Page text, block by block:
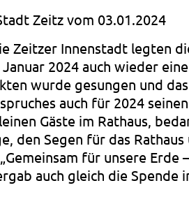
Zeitz vom 03.01.2024
Zeitzer Innenstadt legten
2024 auch wieder
wurde gesungen und
auch für 2024
Gäste im Rathaus,
den Segen für das
für unsere Erde
auch gleich die